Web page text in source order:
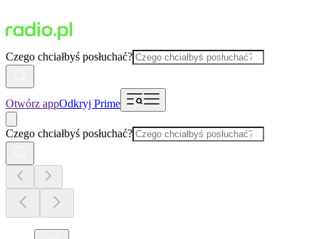
Czego chciałbyś posłuchać?
Otwórz appOdkryj Prime
Czego chciałbyś posłuchać?